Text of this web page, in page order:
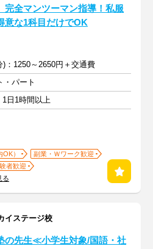
全マンツーマン指導！私服
な1科目だけでOK
)：1250～2650円＋交通費
・パート
1日1時間以上
）
副業・Ｗワーク歓迎
者歓迎
る
イステージ校
の先生≪小学生対象/国語・社